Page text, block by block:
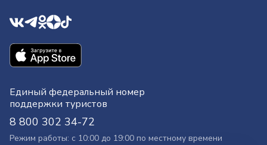
Единый федеральный номер
поддержки туристов
8 800 302 34-72
Режим работы: с 10:00 до 19:00 по местному времени